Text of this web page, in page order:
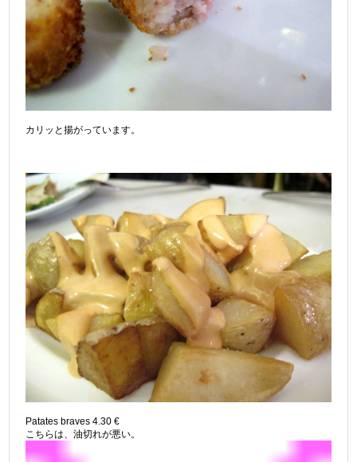
カリッと揚がっています。
Patates braves 4.30 €
こちらは、油切れが悪い。